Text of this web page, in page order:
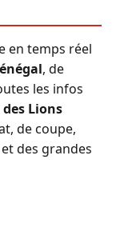
en temps réel
, de
les infos
Lions
de coupe,
des grandes